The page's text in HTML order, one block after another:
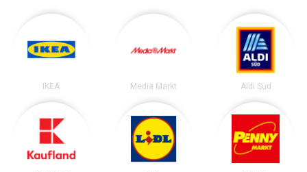
IKEA Media Markt Aldi Süd